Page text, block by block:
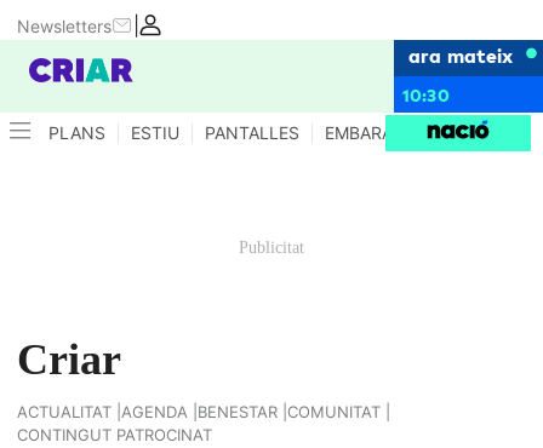
|
Newsletters
ara mateix
10:30
PLANS ESTIU PANTALLES EMBARÀS CRIANÇA
Criar
ACTUALITAT AGENDA BENESTAR COMUNITAT
CONTINGUT PATROCINAT